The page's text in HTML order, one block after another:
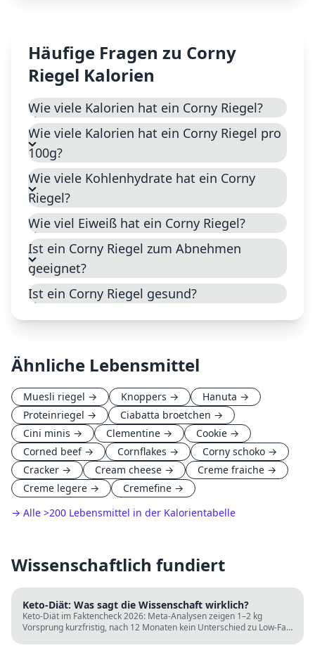
Häufige Fragen zu Corny
Riegel Kalorien
Wie viele Kalorien hat ein Corny Riegel?
Wie viele Kalorien hat ein Corny Riegel pro
100g?
Wie viele Kohlenhydrate hat ein Corny
Riegel?
Wie viel Eiweiß hat ein Corny Riegel?
Ist ein Corny Riegel zum Abnehmen
geeignet?
Ist ein Corny Riegel gesund?
Ähnliche Lebensmittel
Muesli riegel → Knoppers → Hanuta →
Proteinriegel → Ciabatta broetchen →
Cini minis → Clementine → Cookie →
Corned beef→ Cornflakes → Corny schoko →
Cracker → Cream cheese → Creme fraiche →
Creme legere → Cremefine →
→ Alle >200 Lebensmittel in der Kalorientabelle
Wissenschaftlich fundiert
Keto-Diät: Was sagt die Wissenschaft wirklich?
Keto-Diät im Faktencheck 2026: Meta-Analysen zeigen 1–2 kg
Vorsprung kurzfristig, nach 12 Monaten kein Unterschied zu Low-Fat.